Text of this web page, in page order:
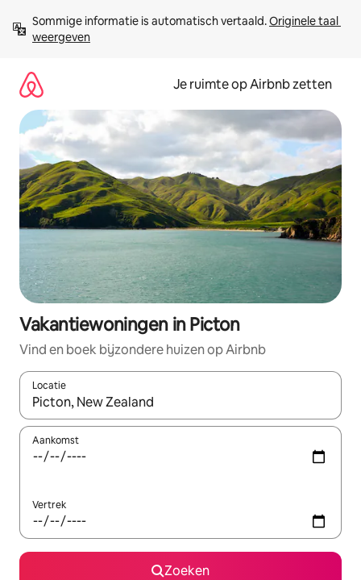
direct
naar
Sommige informatie is automatisch vertaald. Originele taal
weergeven
Je ruimte op Airbnb zetten
Vakantiewoningen in Picton
Vind en boek bijzondere huizen op Airbnb
Locatie
Wanneer er suggesties beschikbaar zijn, maak je een keuze
Aankomst
Vertrek
Zoeken